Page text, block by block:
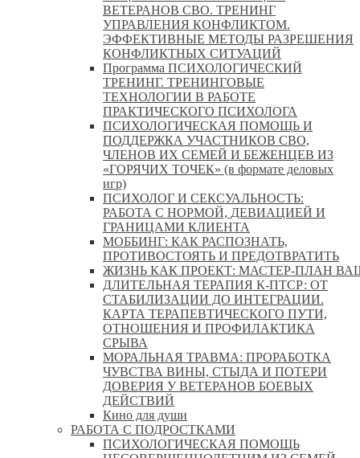
ВЕТЕРАНОВ СВО. ТРЕНИНГ
УПРАВЛЕНИЯ КОНФЛИКТОМ.
ЭФФЕКТИВНЫЕ МЕТОДЫ РАЗРЕШЕНИЯ
КОНФЛИКТНЫХ СИТУАЦИЙ
Программа ПСИХОЛОГИЧЕСКИЙ
ТРЕНИНГ. ТРЕНИНГОВЫЕ
ТЕХНОЛОГИИ В РАБОТЕ
ПРАКТИЧЕСКОГО ПСИХОЛОГА
ПСИХОЛОГИЧЕСКАЯ ПОМОЩЬ И
ПОДДЕРЖКА УЧАСТНИКОВ СВО,
ЧЛЕНОВ ИХ СЕМЕЙ И БЕЖЕНЦЕВ ИЗ
«ГОРЯЧИХ ТОЧЕК» (в формате деловых
игр)
ПСИХОЛОГ И СЕКСУАЛЬНОСТЬ:
РАБОТА С НОРМОЙ, ДЕВИАЦИЕЙ И
ГРАНИЦАМИ КЛИЕНТА
МОББИНГ: КАК РАСПОЗНАТЬ,
ПРОТИВОСТОЯТЬ И ПРЕДОТВРАТИТЬ
ЖИЗНЬ КАК ПРОЕКТ: МАСТЕР‑ПЛАН
ДЛИТЕЛЬНАЯ ТЕРАПИЯ К-ПТСР: ОТ
СТАБИЛИЗАЦИИ ДО ИНТЕГРАЦИИ.
КАРТА ТЕРАПЕВТИЧЕСКОГО ПУТИ,
ОТНОШЕНИЯ И ПРОФИЛАКТИКА
СРЫВА
МОРАЛЬНАЯ ТРАВМА: ПРОРАБОТКА
ЧУВСТВА ВИНЫ, СТЫДА И ПОТЕРИ
ДОВЕРИЯ У ВЕТЕРАНОВ БОЕВЫХ
ДЕЙСТВИЙ
Кино для души
РАБОТА С ПОДРОСТКАМИ
ПСИХОЛОГИЧЕСКАЯ ПОМОЩЬ